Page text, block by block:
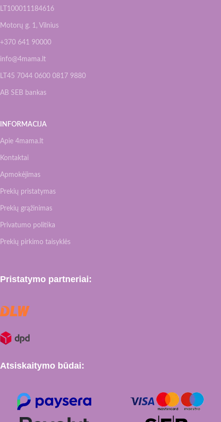
LT100011184616
Motorų g. 1, Vilnius
+370 641 90000
info@4mama.lt
LT45 7044 0600 0817 9880
AB SEB bankas
INFORMACIJA
Apie 4mama.lt
Kontaktai
Apmokėjimas
Prekių pristatymas
Prekių grąžinimas
Privatumo politika
Prekių pirkimo taisyklės
Pristatymo partneriai:
Atsiskaitymo būdai: